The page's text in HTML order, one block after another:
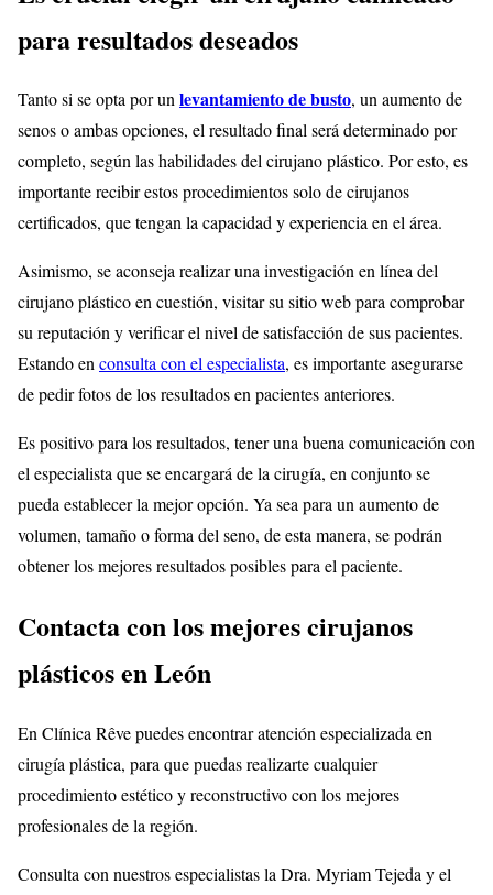
para resultados deseados
Tanto si se opta por unlevantamiento de busto, un aumento de
senos o ambas opciones, el resultado final será determinado por
completo, según las habilidades del cirujano plástico. Por esto, es
importante recibir estos procedimientos solo de cirujanos
certificados, que tengan la capacidad y experiencia en el área.
Asimismo, se aconseja realizar una investigación en línea del
cirujano plástico en cuestión, visitar su sitio web para comprobar
su reputación y verificar el nivel de satisfacción de sus pacientes.
Estando enconsulta con el especialista, es importante asegurarse
de pedir fotos de los resultados en pacientes anteriores.
Es positivo para los resultados, tener una buena comunicación con
el especialista que se encargará de la cirugía, en conjunto se
pueda establecer la mejor opción. Ya sea para un aumento de
volumen, tamaño o forma del seno, de esta manera, se podrán
obtener los mejores resultados posibles para el paciente.
Contacta con los mejores cirujanos
plásticos en León
En Clínica Rêve puedes encontrar atención especializada en
cirugía plástica, para que puedas realizarte cualquier
procedimiento estético y reconstructivo con los mejores
profesionales de la región.
Consulta con nuestros especialistas la Dra. Myriam Tejeda y el